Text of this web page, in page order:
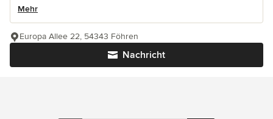
Mehr
Nachricht
Europa Allee 22, 54343 Föhren